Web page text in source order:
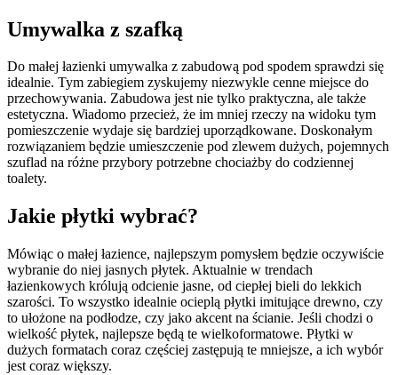
Umywalka z szafką
Do małej łazienki umywalka z zabudową pod spodem sprawdzi się
idealnie. Tym zabiegiem zyskujemy niezwykle cenne miejsce do
przechowywania. Zabudowa jest nie tylko praktyczna, ale także
estetyczna. Wiadomo przecież, że im mniej rzeczy na widoku tym
pomieszczenie wydaje się bardziej uporządkowane. Doskonałym
rozwiązaniem będzie umieszczenie pod zlewem dużych, pojemnych
szuflad na różne przybory potrzebne chociażby do codziennej
toalety.
Jakie płytki wybrać?
Mówiąc o małej łazience, najlepszym pomysłem będzie oczywiście
wybranie do niej jasnych płytek. Aktualnie w trendach
łazienkowych królują odcienie jasne, od ciepłej bieli do lekkich
szarości. To wszystko idealnie ocieplą płytki imitujące drewno, czy
to ułożone na podłodze, czy jako akcent na ścianie. Jeśli chodzi o
wielkość płytek, najlepsze będą te wielkoformatowe. Płytki w
dużych formatach coraz częściej zastępują te mniejsze, a ich wybór
jest coraz większy.